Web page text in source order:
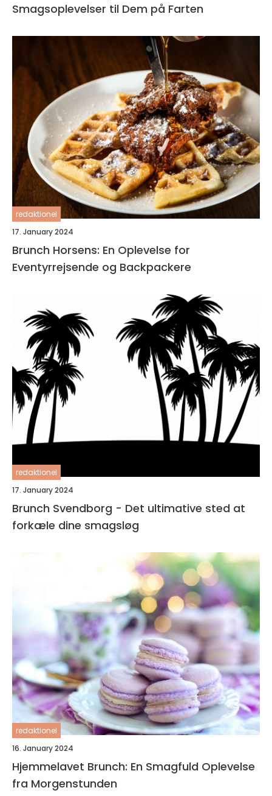
Smagsoplevelser til Dem på Farten
redaktionel
17. January 2024
Brunch Horsens: En Oplevelse for
Eventyrrejsende og Backpackere
redaktionel
17. January 2024
Brunch Svendborg - Det ultimative sted at
forkæle dine smagsløg
redaktionel
16. January 2024
Hjemmelavet Brunch: En Smagfuld Oplevelse
fra Morgenstunden